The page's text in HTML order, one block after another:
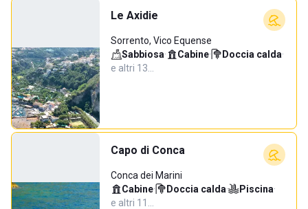
Le Axidie
Sorrento, Vico Equense
Sabbiosa· Cabine· Doccia calda·
e altri 13…
Capo di Conca
Conca dei Marini
Cabine· Doccia calda· Piscina·
e altri 11…